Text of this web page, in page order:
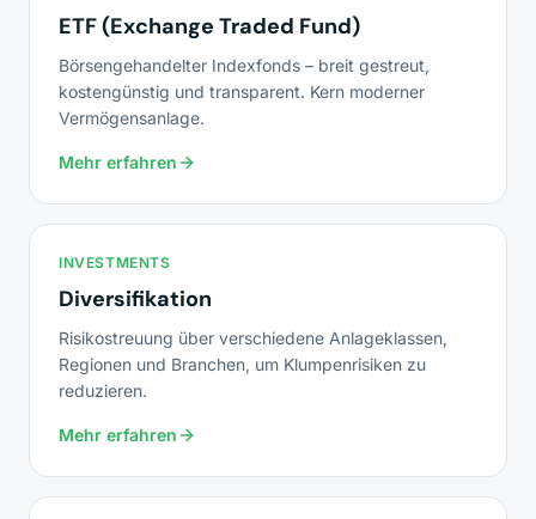
ETF (Exchange Traded Fund)
Börsengehandelter Indexfonds – breit gestreut,
kostengünstig und transparent. Kern moderner
Vermögensanlage.
Mehr erfahren
INVESTMENTS
Diversifikation
Risikostreuung über verschiedene Anlageklassen,
Regionen und Branchen, um Klumpenrisiken zu
reduzieren.
Mehr erfahren